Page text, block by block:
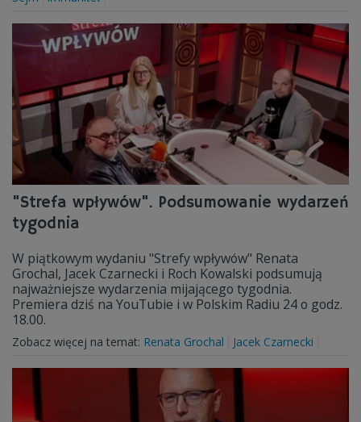
"Strefa wpływów". Podsumowanie wydarzeń
tygodnia
W piątkowym wydaniu "Strefy wpływów" Renata
Grochal, Jacek Czarnecki i Roch Kowalski podsumują
najważniejsze wydarzenia mijającego tygodnia.
Premiera dziś na YouTubie i w Polskim Radiu 24 o godz.
18.00.
Zobacz więcej na temat: Renata Grochal Jacek Czarnecki